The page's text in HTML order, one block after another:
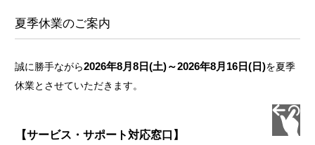
夏季休業のご案内
誠に勝手ながら2026年8月8日(土)～2026年8月16日(日)を夏季
休業とさせていただきます。
【サービス・サポート対応窓口】